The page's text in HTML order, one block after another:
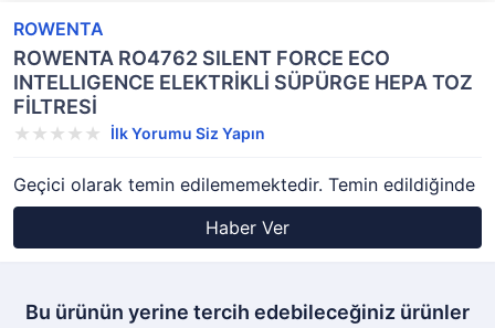
ROWENTA
ROWENTA RO4762 SILENT FORCE ECO
INTELLIGENCE ELEKTRİKLİ SÜPÜRGE HEPA TOZ
FİLTRESİ
İlk Yorumu Siz Yapın
Geçici olarak temin edilememektedir. Temin edildiğinde
Haber Ver
Bu ürünün yerine tercih edebileceğiniz ürünler